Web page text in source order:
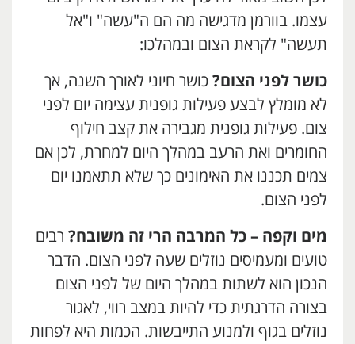
עצמו. בוורמן מדגישה מה הם ה"עשה" ו"אל
תעשה" לקראת הצום ובמהלכו:
כושר לפני הצום? כושר חיוני לאורך השנה, אך
לא מומלץ לבצע פעילות גופנית עצימה יום לפני
צום. פעילות גופנית מגבירה את קצב חילוף
החומרים ואת הרעב במהלך היום למחרת, לכן אם
צמים תכננו את האימונים כך שלא תתאמנו יום
לפני הצום.
מים וקפה – כל המרבה הרי זה משובח? רבים
טועים ומעמיסים נוזלים שעה לפני הצום. הדבר
הנכון הוא לשתות במהלך היום של לפני הצום
בצורה הדרגתית כדי להיות במצב רווי, לאגור
נוזלים בגוף ולמנוע התייבשות. הכמות היא לפחות